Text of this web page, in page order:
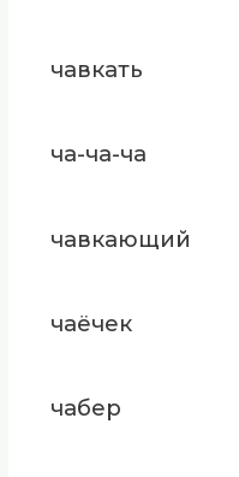
чавкать
ча-ча-ча
чавкающий
чаёчек
чабер